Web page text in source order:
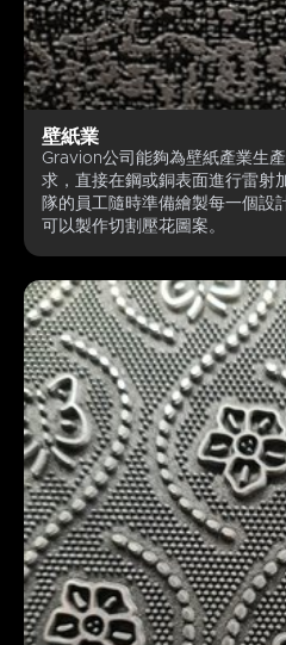
壁紙業
Gravion公司能夠為壁紙產業生
求，直接在鋼或銅表面進行雷射
隊的員工隨時準備繪製每一個設
可以製作切割壓花圖案。